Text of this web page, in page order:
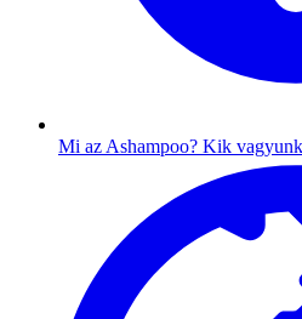
Mi az Ashampoo? Kik